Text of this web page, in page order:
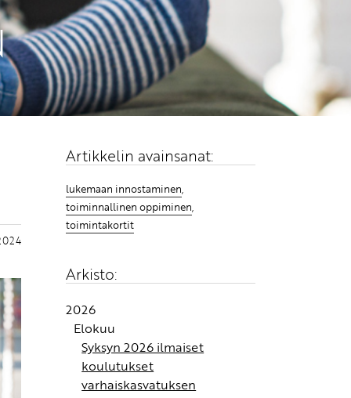
Artikkelin avainsanat:
lukemaan innostaminen,
toiminnallinen oppiminen,
toimintakortit
Arkisto:
2026
Elokuu
Syksyn 2026 ilmaiset
koulutukset
varhaiskasvatuksen